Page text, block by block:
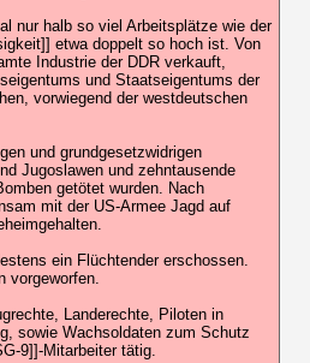
nur halb so viel Arbeitsplätze wie der
etwa doppelt so hoch ist. Von
Industrie der DDR verkauft,
und Staatseigentums der
vorwiegend der westdeutschen
und grundgesetzwidrigen
Jugoslawen und zehntausende
getötet wurden. Nach
mit der US-Armee Jagd auf
ein Flüchtender erschossen.
vorgeworfen.
Landerechte, Piloten in
sowie Wachsoldaten zum Schutz
9]]-Mitarbeiter tätig.